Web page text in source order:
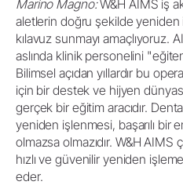
Marino Magno:W&H AIMS iş
aletlerin doğru şekilde
kılavuz sunmayı
aslında klinik personelini
Bilimsel açıdan yıllardır bu
için bir destek ve hijyen
gerçek bir eğitim aracıdır.
yeniden işlenmesi, başarılı bir
olmazsa olmazıdır. W&H AIMS
hızlı ve güvenilir yeniden
eder.